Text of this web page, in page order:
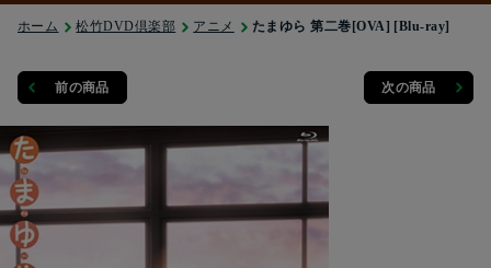
ホーム 松竹DVD倶楽部 アニメ たまゆら 第二巻[OVA] [Blu-ray]
前の商品 次の商品